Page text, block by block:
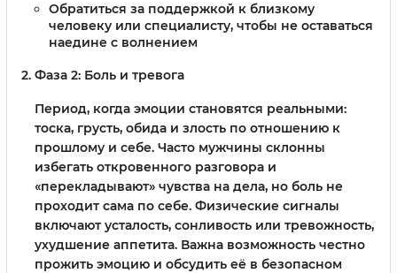
Обратиться за поддержкой к близкому
человеку или специалисту, чтобы не оставаться
наедине с волнением
Фаза 2: Боль и тревога
Период, когда эмоции становятся реальными:
тоска, грусть, обида и злость по отношению к
прошлому и себе. Часто мужчины склонны
избегать откровенного разговора и
«перекладывают» чувства на дела, но боль не
проходит сама по себе. Физические сигналы
включают усталость, сонливость или тревожность,
ухудшение аппетита. Важна возможность честно
прожить эмоцию и обсудить её в безопасном